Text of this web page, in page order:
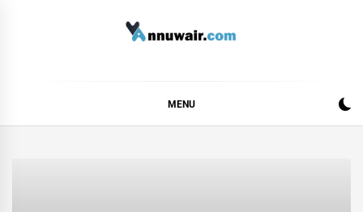
MENU